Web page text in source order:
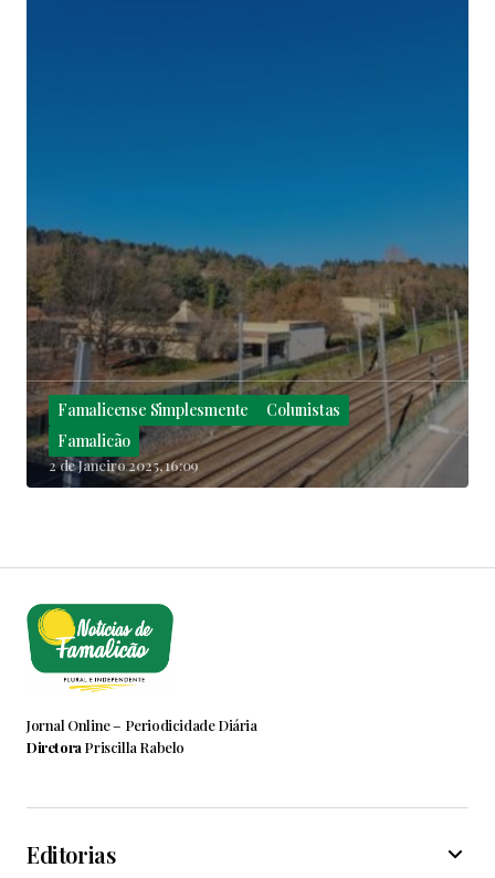
Famalicense Simplesmente
Colunistas
Famalicão
2 de Janeiro 2025, 16:09
Jornal Online – Periodicidade Diária
Diretora Priscilla Rabelo
Editorias